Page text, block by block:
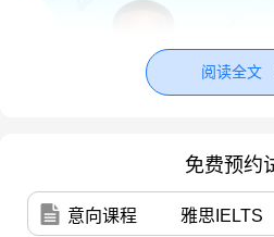
阅读全文
免费预约
意向课程